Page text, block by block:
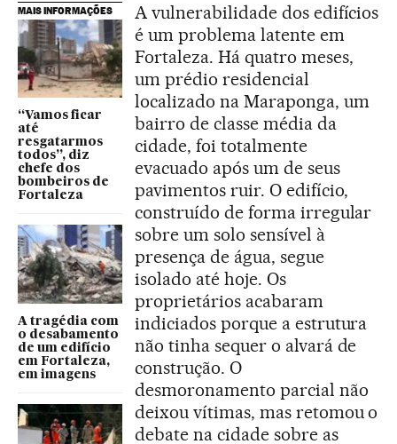
MAIS INFORMAÇÕES
“Vamos ficar
até
resgatarmos
todos”, diz
chefe dos
bombeiros de
Fortaleza
A tragédia com
o desabamento
de um edifício
em Fortaleza,
em imagens
A vulnerabilidade dos edifícios
é um problema latente em
Fortaleza. Há quatro meses,
um prédio residencial
localizado na Maraponga, um
bairro de classe média da
cidade, foi totalmente
evacuado após um de seus
pavimentos ruir. O edifício,
construído de forma irregular
sobre um solo sensível à
presença de água, segue
isolado até hoje. Os
proprietários acabaram
indiciados porque a estrutura
não tinha sequer o alvará de
construção. O
desmoronamento parcial não
deixou vítimas, mas retomou o
debate na cidade sobre as